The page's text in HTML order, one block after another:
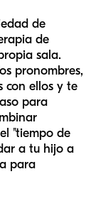
de
de
sala.
pronombres,
con ellos y te
para
"tiempo de
a tu hijo a
para